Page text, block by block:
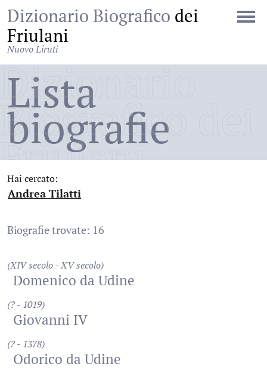
Dizionario Biografico dei
Friulani
Nuovo Liruti
Dizionario
Biografico dei
Friulani
Lista
biografie
Hai cercato:
Andrea Tilatti
Biografie trovate: 16
(XIV secolo - XV secolo)
Domenico da Udine
(? - 1019)
Giovanni IV
(? - 1378)
Odorico da Udine